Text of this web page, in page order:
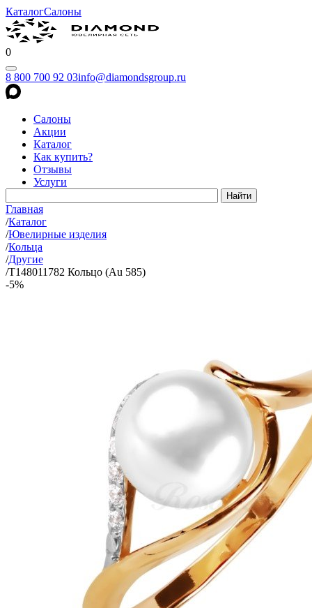
КаталогСалоны
0
8 800 700 92 03info@diamondsgroup.ru
Салоны
Акции
Каталог
Как купить?
Отзывы
Услуги
Главная
/Каталог
/Ювелирные изделия
/Кольца
/Другие
/Т148011782 Кольцо (Au 585)
-5%